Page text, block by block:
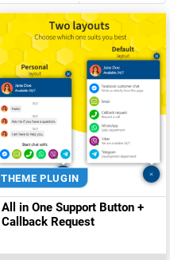
THEME PLUGIN
All in One Support Button +
Callback Request